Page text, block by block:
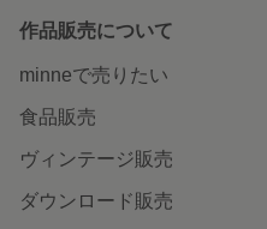
作品販売について
minneで売りたい
食品販売
ヴィンテージ販売
ダウンロード販売